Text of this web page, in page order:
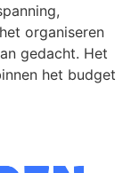
organiseren
gedacht. Het
het budget